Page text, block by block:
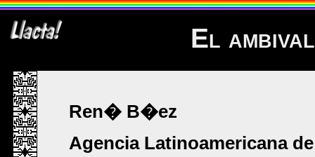
El
Ren� B�ez
Agencia Latinoamericana